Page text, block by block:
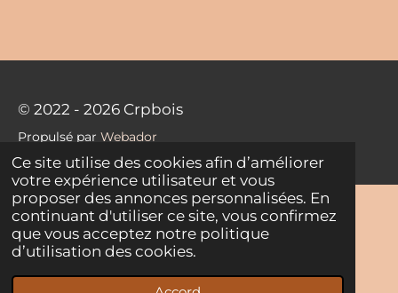
Ce site utilise des cookies afin d’améliorer
votre expérience utilisateur et vous
proposer des annonces personnalisées. En
continuant d'utiliser ce site, vous confirmez
que vous acceptez notre politique
d’utilisation des cookies.
© 2022 - 2026 Crpbois
Propulsé par Webador